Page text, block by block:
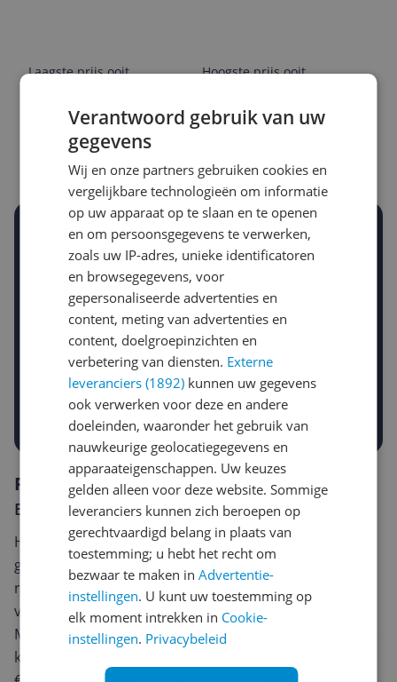
Laagste prijs ooit
Hoogste prijs ooit
Goedkoopste nu
€ 18,19
Laatste prijsupdate
Stel een alert in en mis geen prijsdaling
Krijg een seintje zodra de prijs zakt
Jouw e-mailadres
Gewenste daling of bedrag
-10% -15%
Gewenste prijs
€
Prijsalert aanzetten
Reviews
Er zijn nog geen reviews geschreven
Heb jij dit product in bezit en wil je graag je mening
geven? Start dan hieronder met het schrijven van je
review. Afhankelijk van de details duurt het schrijven
van een review gemiddeld tussen de 3 en 10 minuten.
Met jouw mening help je andere bezoekers een betere
keuze te maken én maak je iedere maand kans op
Verantwoord gebruik van uw
gegevens
Wij en onze partners gebruiken cookies en
vergelijkbare technologieën om informatie
op uw apparaat op te slaan en te openen
en om persoonsgegevens te verwerken,
zoals uw IP-adres, unieke identificatoren
en browsegegevens, voor
gepersonaliseerde advertenties en
content, meting van advertenties en
content, doelgroepinzichten en
verbetering van diensten. Externe
leveranciers (1892) kunnen uw gegevens
ook verwerken voor deze en andere
doeleinden, waaronder het gebruik van
nauwkeurige geolocatiegegevens en
apparaateigenschappen. Uw keuzes
gelden alleen voor deze website. Sommige
leveranciers kunnen zich beroepen op
gerechtvaardigd belang in plaats van
toestemming; u hebt het recht om
bezwaar te maken inAdvertentie-
instellingen. U kunt uw toestemming op
elk moment intrekken in Cookie-
instellingen. Privacybeleid